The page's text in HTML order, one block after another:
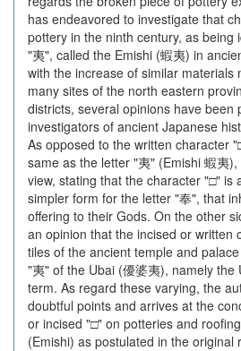
has endeavored to investigate that
pottery in the ninth century, as being
"夷", called the Emishi (蝦夷) in
with the increase of similar materials
many sites of the north eastern
districts, several opinions have been
investigators of ancient Japanese
As opposed to the written character
same as the letter "夷" (Emishi 蝦夷
view, stating that the character "□" is
simpler form for the letter "奉", that
offering to their Gods. On the other
an opinion that the incised or written
tiles of the ancient temple and
"夷" of the Ubai (優婆夷), namely the
term. As regard these varying, the
doubtful points and arrives at the
or incised "□" on potteries and
(Emishi) as postulated in the original